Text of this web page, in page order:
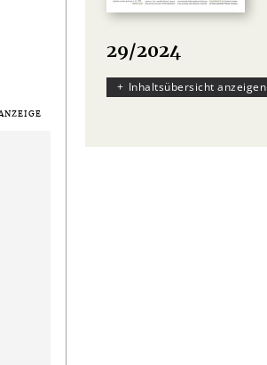
29/2024
Inhaltsübersicht anzeigen